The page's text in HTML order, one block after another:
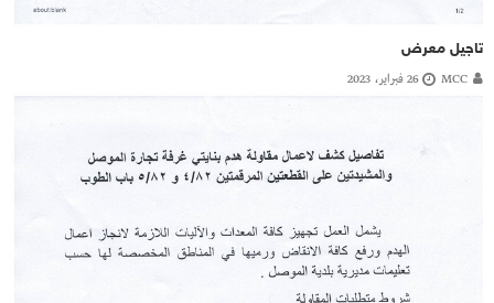
تاجيل معرض
MCC 26 فبراير، 2023